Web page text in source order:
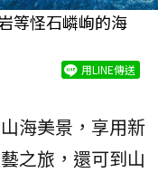
等怪石嶙峋的海
用LINE傳送
海美景，享用新
之旅，還可到山